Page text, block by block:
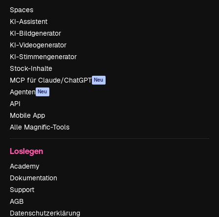
Spaces
KI-Assistent
KI-Bildgenerator
KI-Videogenerator
KI-Stimmengenerator
Stock-Inhalte
MCP für Claude/ChatGPT Neu
Agenten Neu
API
Mobile App
Alle Magnific-Tools
Loslegen
Academy
Dokumentation
Support
AGB
Datenschutzerklärung